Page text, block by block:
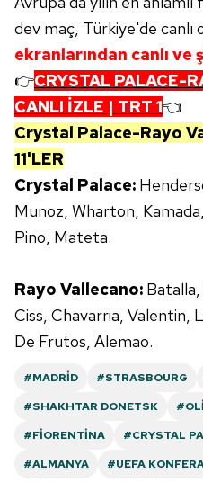
sınırlı olarak açık rızanız
Çerezlere ilişkin tercihlerinizi
vasıtasıyla
için Ayarlar butonuna
Metnimiziziyaret
6698 sayılı Kişisel Verilerin
hazırlanmış Aydınlatma
ilgili mevzuata uygun olarak
almak için lütfen
dev maç, Türkiye'de canlı
ekranlarından canlı ve
👉CRYSTAL PALACE-
CANLI İZLE | TRT 1👈
Crystal Palace-Rayo
11'LER
Crystal Palace:
Munoz, Wharton,
Pino, Mateta.
Rayo Vallecano:
Ciss, Chavarria, Valentin,
De Frutos, Alemao.
#MADRID #STRASBOURG
#SHAKHTAR DONETSK
#FIORENTINA
#CRYSTAL
#ALMANYA
#UEFA